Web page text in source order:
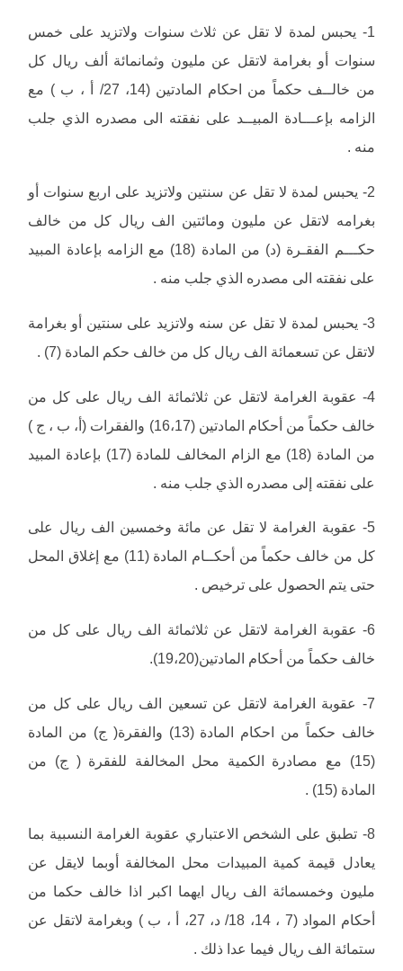
1- يحبس لمدة لا تقل عن ثلاث سنوات ولاتزيد على خمس
سنوات أو بغرامة لاتقل عن مليون وثمانمائة ألف ريال كل
من خالــف حكماً من احكام المادتين (14، 27/ أ ، ب ) مع
الزامه بإعـــادة المبيــد على نفقته الى مصدره الذي جلب
منه .
2- يحبس لمدة لا تقل عن سنتين ولاتزيد على اربع سنوات أو
بغرامه لاتقل عن مليون ومائتين الف ريال كل من خالف
حكـــم الفقـرة (د) من المادة (18) مع الزامه بإعادة المبيد
على نفقته الى مصدره الذي جلب منه .
3- يحبس لمدة لا تقل عن سنه ولاتزيد على سنتين أو بغرامة
لاتقل عن تسعمائة الف ريال كل من خالف حكم المادة (7) .
4- عقوبة الغرامة لاتقل عن ثلاثمائة الف ريال على كل من
خالف حكماً من أحكام المادتين (16،17) والفقرات (أ، ب ، ج )
من المادة (18) مع الزام المخالف للمادة (17) بإعادة المبيد
على نفقته إلى مصدره الذي جلب منه .
5- عقوبة الغرامة لا تقل عن مائة وخمسين الف ريال على
كل من خالف حكماً من أحكــام المادة (11) مع إغلاق المحل
حتى يتم الحصول على ترخيص .
6- عقوبة الغرامة لاتقل عن ثلاثمائة الف ريال على كل من
خالف حكماً من أحكام المادتين(19،20).
7- عقوبة الغرامة لاتقل عن تسعين الف ريال على كل من
خالف حكماً من احكام المادة (13) والفقرة( ج) من المادة
(15) مع مصادرة الكمية محل المخالفة للفقرة ( ج) من
المادة (15) .
8- تطبق على الشخص الاعتباري عقوبة الغرامة النسبية بما
يعادل قيمة كمية المبيدات محل المخالفة أوبما لايقل عن
مليون وخمسمائة الف ريال ايهما اكبر اذا خالف حكما من
أحكام المواد (7 ، 14، 18/ د، 27، أ ، ب ) وبغرامة لاتقل عن
ستمائة الف ريال فيما عدا ذلك .